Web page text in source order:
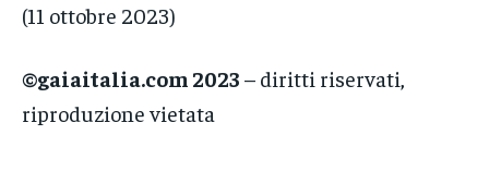
(11 ottobre 2023)
©gaiaitalia.com 2023 – diritti riservati,
riproduzione vietata